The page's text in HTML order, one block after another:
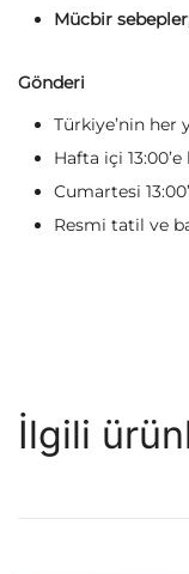
Mücbir
Gönderi
Türkiye’nin her
Hafta içi
Cumartesi
Resmi tatil ve
İlgili